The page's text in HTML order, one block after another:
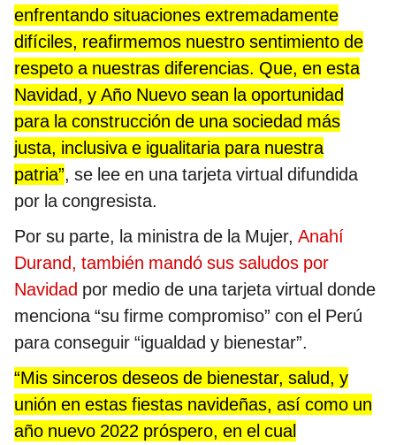
enfrentando situaciones extremadamente
difíciles, reafirmemos nuestro sentimiento de
respeto a nuestras diferencias. Que, en esta
Navidad, y Año Nuevo sean la oportunidad
para la construcción de una sociedad más
justa, inclusiva e igualitaria para nuestra
patria”, se lee en una tarjeta virtual difundida
por la congresista.
Por su parte, la ministra de la Mujer, Anahí
Durand, también mandó sus saludos por
Navidad por medio de una tarjeta virtual donde
menciona “su firme compromiso” con el Perú
para conseguir “igualdad y bienestar”.
“Mis sinceros deseos de bienestar, salud, y
unión en estas fiestas navideñas, así como un
año nuevo 2022 próspero, en el cual